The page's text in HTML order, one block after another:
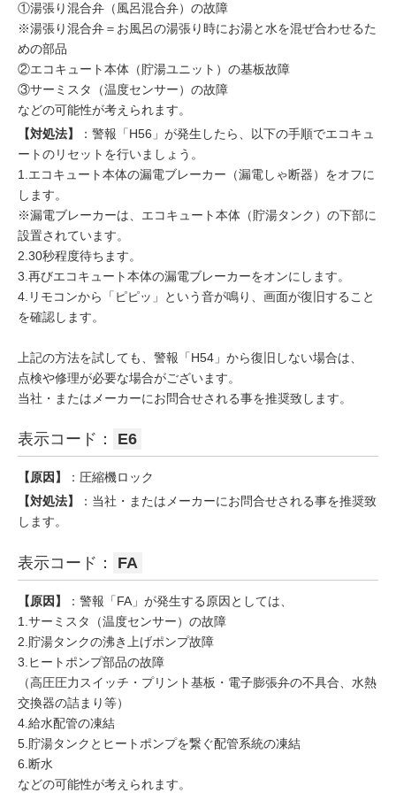
①湯張り混合弁（風呂混合弁）の故障
※湯張り混合弁＝お風呂の湯張り時にお湯と水を混ぜ合わせるた
めの部品
②エコキュート本体（貯湯ユニット）の基板故障
③サーミスタ（温度センサー）の故障
などの可能性が考えられます。
【対処法】
：警報「H56」が発生したら、以下の手順でエコキュ
ートのリセットを行いましょう。
1.エコキュート本体の漏電ブレーカー（漏電しゃ断器）をオフに
します。
※漏電ブレーカーは、エコキュート本体（貯湯タンク）の下部に
設置されています。
2.30秒程度待ちます。
3.再びエコキュート本体の漏電ブレーカーをオンにします。
4.リモコンから「ピピッ」という音が鳴り、画面が復旧すること
を確認します。
上記の方法を試しても、警報「H54」から復旧しない場合は、
点検や修理が必要な場合がございます。
当社・またはメーカーにお問合せされる事を推奨致します。
表示コード： E6
【原因】
：圧縮機ロック
【対処法】
：当社・またはメーカーにお問合せされる事を推奨致
します。
表示コード： FA
【原因】
：警報「FA」が発生する原因としては、
1.サーミスタ（温度センサー）の故障
2.貯湯タンクの沸き上げポンプ故障
3.ヒートポンプ部品の故障
（高圧圧力スイッチ・プリント基板・電子膨張弁の不具合、水熱
交換器の詰まり等）
4.給水配管の凍結
5.貯湯タンクとヒートポンプを繋ぐ配管系統の凍結
6.断水
などの可能性が考えられます。